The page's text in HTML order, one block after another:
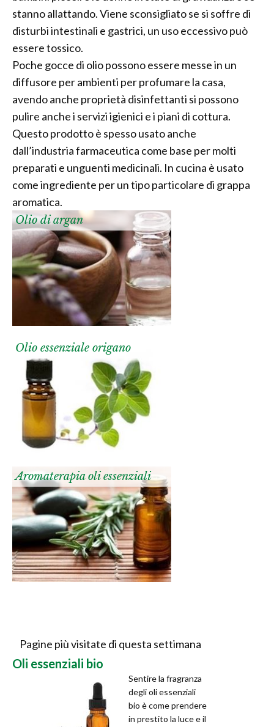
stanno allattando. Viene sconsigliato se si soffre di
disturbi intestinali e gastrici, un uso eccessivo può
essere tossico.
Poche gocce di olio possono essere messe in un
diffusore per ambienti per profumare la casa,
avendo anche proprietà disinfettanti si possono
pulire anche i servizi igienici e i piani di cottura.
Questo prodotto è spesso usato anche
dall’industria farmaceutica come base per molti
preparati e unguenti medicinali. In cucina è usato
come ingrediente per un tipo particolare di grappa
aromatica.
Olio di argan
Olio essenziale origano
Aromaterapia oli essenziali
Pagine più visitate di questa settimana
Oli essenziali bio
Sentire la fragranza
degli oli essenziali
bio è come prendere
in prestito la luce e il